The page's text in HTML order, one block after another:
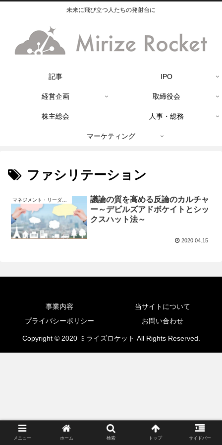
未来に飛び立つ人たちの発射台に
記事 IPO
経営企画 取締役会
株主総会 人事・総務
マーケティング
ファシリテーション
議論の質を高める反論のカルチャ
ー～デビルズアドボケイトとシッ
クスハット法～
2020.04.15
事業内容
当サイトについて
プライバシーポリシー
お問い合わせ
Copyright © 2020 ミライズロケット All Rights Reserved.
メニュー ホーム 検索 トップ サイドバー